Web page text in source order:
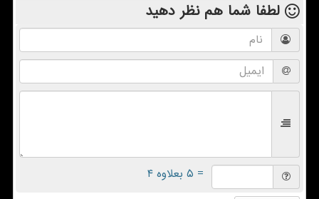
لطفا شما همنظر دهید
= ۵ بعلاوه ۴